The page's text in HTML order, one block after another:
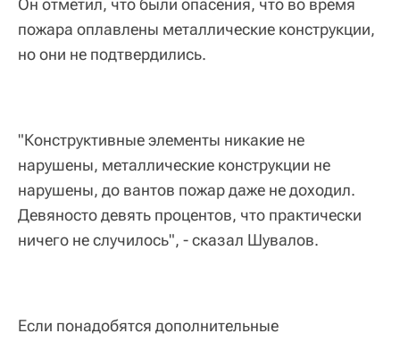
Он отметил, что были опасения, что во время
пожара оплавлены металлические конструкции,
но они не подтвердились.
"Конструктивные элементы никакие не
нарушены, металлические конструкции не
нарушены, до вантов пожар даже не доходил.
Девяносто девять процентов, что практически
ничего не случилось", - сказал Шувалов.
Если понадобятся дополнительные